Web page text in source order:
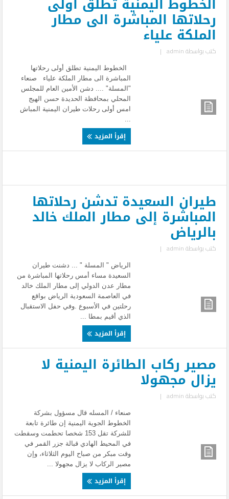
رحلاتها المباشرة الى مطار
الملكة علياء
كتب بواسطةadmin
|
الخطوط اليمنية تطلق أولى رحلاتها
المباشرة الى مطار الملكة علياء صنعاء
"المسلة" .... دشن الأمين العام للمجلس
المحلي بمحافظة الحديدة حسن الهيج
امس أولى رحلات طيران اليمنية المباش
إقرأ المزيد
طيران السعيدة تدشن رحلاتها
المباشرة إلى مطار الملك خالد
بالرياض
كتب بواسطةadmin
|
الرياض " المسلة " ... دشنت طيران
السعيدة مساء أمس رحلاتها المباشرة من
مطار عدن الدولي إلى مطار الملك خالد
في العاصمة السعودية الرياض بواقع
رحلتين في الأسبوع .وفي حفل الاستقبال
الذي أقيم بمطا ...
إقرأ المزيد
مصير ركاب الطائرة اليمنية لا
يزال مجهولا
كتب بواسطةadmin
|
صنعاء / المسله قال مسؤول بشركة
الخطوط الجوية اليمنية إن طائرة تابعة
للشركة تقل 153 شخصا تحطمت وسقطت
في المحيط الهادي قبالة جزر القمر في
وقت مبكر من صباح اليوم الثلاثاء، وإن
مصير الركاب لا يزال مجهولا ...
إقرأ المزيد